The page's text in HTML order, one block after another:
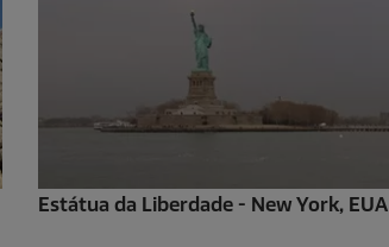
Estátua da Liberdade - New York, EUA